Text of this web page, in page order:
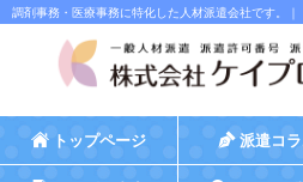
調剤事務・医療事務に特化した人材派遣会社です。
トップページ 派遣コ